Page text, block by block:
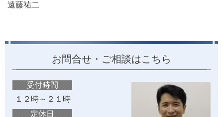
遠藤祐二
お問合せ・ご相談はこちら
受付時間
１２時～２１時
定休日